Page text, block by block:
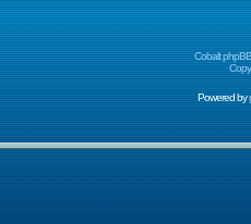
Cobalt
Powered by